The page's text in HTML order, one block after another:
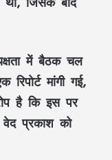
में बैठक चल
मांगी गई,
है कि इस पर
प्रकाश को